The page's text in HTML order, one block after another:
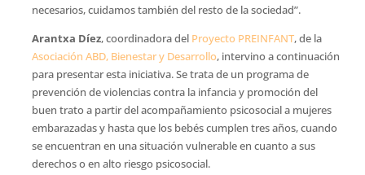
necesarios, cuidamos también del resto de la sociedad”.
Arantxa Díez, coordinadora del Proyecto PREINFANT, de la
Asociación ABD, Bienestar y Desarrollo, intervino a continuación
para presentar esta iniciativa. Se trata de un programa de
prevención de violencias contra la infancia y promoción del
buen trato a partir del acompañamiento psicosocial a mujeres
embarazadas y hasta que los bebés cumplen tres años, cuando
se encuentran en una situación vulnerable en cuanto a sus
derechos o en alto riesgo psicosocial.